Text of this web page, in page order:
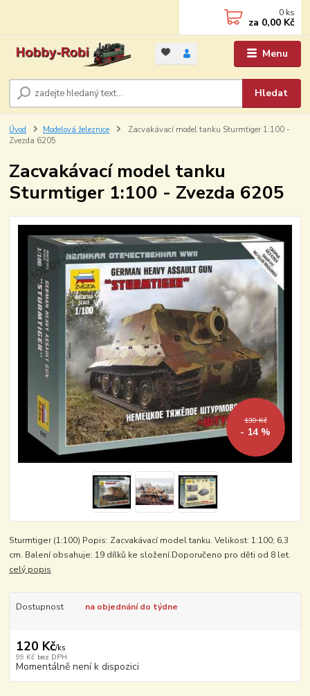
Menu
Hledat
0 ks
za 0,00 Kč
Úvod Modelová železnice
Zacvakávací model tanku Sturmtiger 1:100 -
Zvezda 6205
Zacvakávací model tanku
Sturmtiger 1:100 - Zvezda 6205
139 Kč
- 14 %
Sturmtiger (1:100) Popis: Zacvakávací model tanku. Velikost: 1:100; 6,3
cm. Balení obsahuje: 19 dílků ke složení.Doporučeno pro děti od 8 let.
celý popis
Dostupnost na objednání do týdne
120 Kč/ks
99 Kč bez DPH
Momentálně není k dispozici